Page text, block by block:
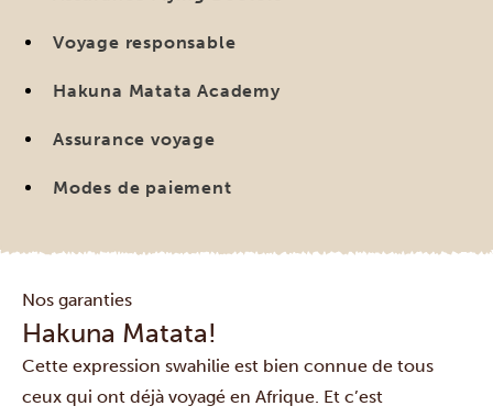
Voyage responsable
Hakuna Matata Academy
Assurance voyage
Modes de paiement
Nos garanties
Hakuna Matata!
Cette expression swahilie est bien connue de tous
ceux qui ont déjà voyagé en Afrique. Et c’est